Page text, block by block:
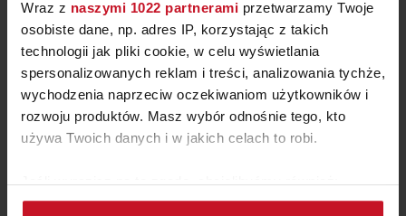
Wraz z naszymi 1022 partnerami przetwarzamy Twoje
osobiste dane, np. adres IP, korzystając z takich
technologii jak pliki cookie, w celu wyświetlania
spersonalizowanych reklam i treści, analizowania tychże,
wychodzenia naprzeciw oczekiwaniom użytkowników i
rozwoju produktów. Masz wybór odnośnie tego, kto
używa Twoich danych i w jakich celach to robi.
Jeśli wyrazisz na to zgodę, chcielibyśmy również:
Gromadzić dane dotyczące Twojej lokalizacji
WAZON DEKORACYJNY
BOUQUET
ZAPYTAJ O CENĘ W SALONIE